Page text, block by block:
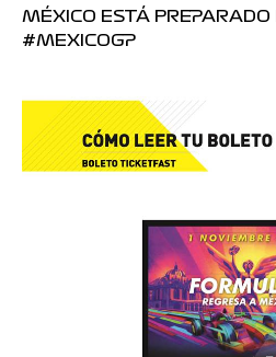
MÉXICO ESTÁ
#MEXICOGP